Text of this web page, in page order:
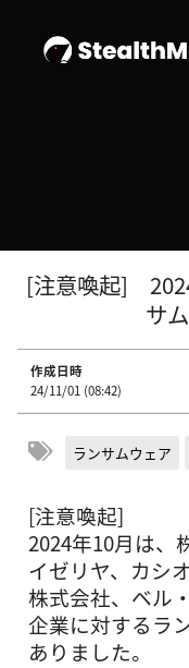
[注意喚起]
サ
作成日時
24/11/01 (08:42)
ランサムウェア
[注意喚起]
2024年10月は、
イゼリヤ、カシ
株式会社、ベル
企業に対するラ
ありました。